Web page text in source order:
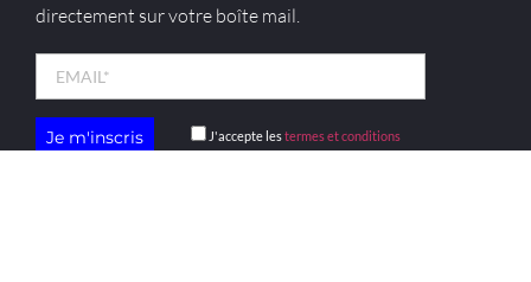
directement sur votre boîte mail.
J'accepte lestermes et conditions